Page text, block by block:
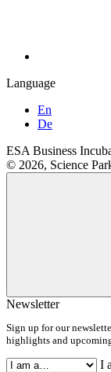
Language
En
De
ESA Business
© 2026, Science
Newsletter
Sign up for our
highlights and
I